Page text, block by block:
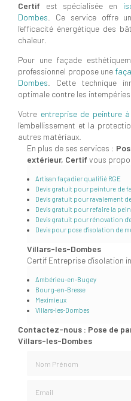
Certif est spécialisée en
Dombes . Ce service offre
l'efficacité énergétique des
chaleur.
Pour une façade
professionnel propose une
Dombes . Cette technique
optimale contre les intempéries.
Votre entreprise de peinture
l'embellissement et la
autres matériaux.
En plus de ses services :
extérieur, Certif vous
Artisan façadier qualifié RGE
Devis gratuit pour peinture de
Devis gratuit pour ravalement
Devis gratuit pour refaire la
Devis gratuit pour rénovation
Devis pour pose d'isolation de
Villars-les-Dombes
Certif Entreprise d'isolation
Ambérieu-en-Bugey
Bourg-en-Bresse
Meximieux
Villars-les-Dombes
Contactez-nous : Pose de
Villars-les-Dombes